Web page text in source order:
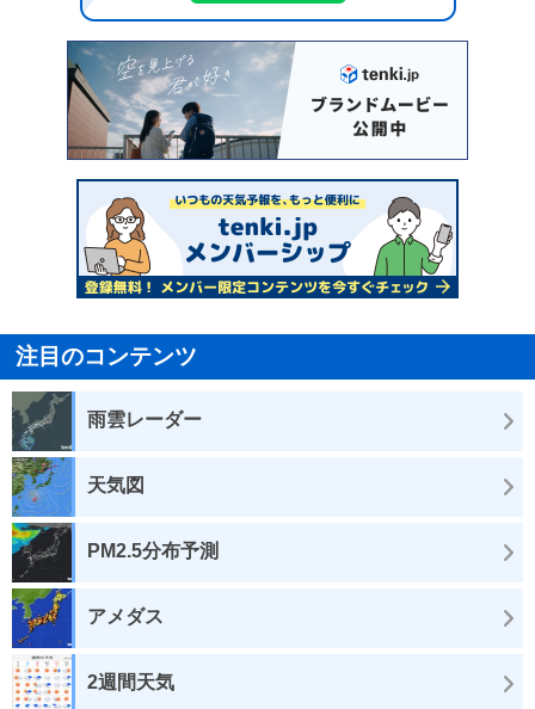
注目のコンテンツ
雨雲レーダー
天気図
PM2.5分布予測
アメダス
2週間天気